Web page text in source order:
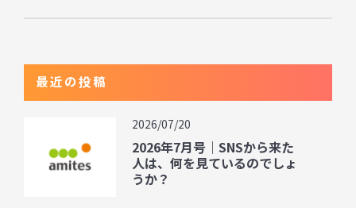
最近の投稿
2026/07/20
2026年7月号｜SNSから来た
人は、何を見ているのでしょ
うか？